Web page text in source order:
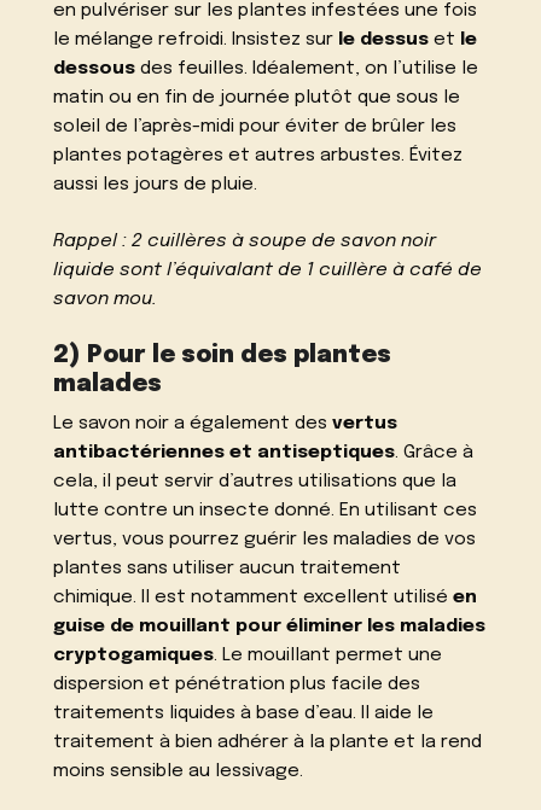
en pulvériser sur les plantes infestées une fois
le mélange refroidi. Insistez sur le dessus et le
dessous des feuilles. Idéalement, on l’utilise le
matin ou en fin de journée plutôt que sous le
soleil de l’après-midi pour éviter de brûler les
plantes potagères et autres arbustes. Évitez
aussi les jours de pluie.
Rappel : 2 cuillères à soupe de savon noir
liquide sont l’équivalant de 1 cuillère à café de
savon mou.
2) Pour le soin des plantes
malades
Le savon noir a également desvertus
antibactériennes et antiseptiques. Grâce à
cela, il peut servir d’autres utilisations que la
lutte contre un insecte donné. En utilisant ces
vertus, vous pourrez guérir les maladies de vos
plantes sans utiliser aucun traitement
chimique. Il est notamment excellent utiliséen
guise de mouillant pour éliminer les maladies
cryptogamiques. Le mouillant permet une
dispersion et pénétration plus facile des
traitements liquides à base d’eau. Il aide le
traitement à bien adhérer à la plante et la rend
moins sensible au lessivage.